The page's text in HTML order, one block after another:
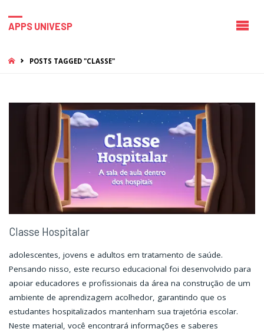
APPS UNIVESP
HOMEPOSTS TAGGED "CLASSE"
Classe Hospitalar
adolescentes, jovens e adultos em tratamento de saúde.
Pensando nisso, este recurso educacional foi desenvolvido para
apoiar educadores e profissionais da área na construção de um
ambiente de aprendizagem acolhedor, garantindo que os
estudantes hospitalizados mantenham sua trajetória escolar.
Neste material, você encontrará informações e saberes